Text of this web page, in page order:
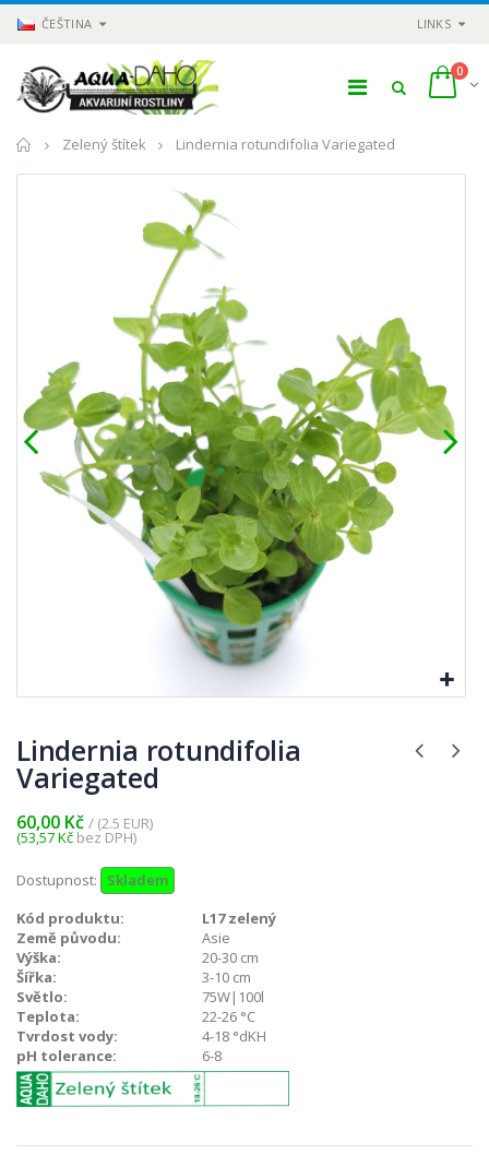
ČEŠTINA LINKS
0
Domů
Zelený štítek Lindernia rotundifolia Variegated
Lindernia rotundifolia
Variegated
60,00 Kč / (2.5 EUR)
(53,57 Kč bez DPH)
Dostupnost:
Skladem
Kód produktu:
L17 zelený
Země původu:
Asie
Výška:
20-30 cm
Šířka:
3-10 cm
Světlo:
75W|100l
Teplota:
22-26 °C
Tvrdost vody:
4-18 °dKH
pH tolerance:
6-8